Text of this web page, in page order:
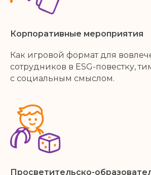
Корпоративные мероприятия
Как игровой формат для
сотрудников в ESG-повестку,
с социальным смыслом.
Просветительско-